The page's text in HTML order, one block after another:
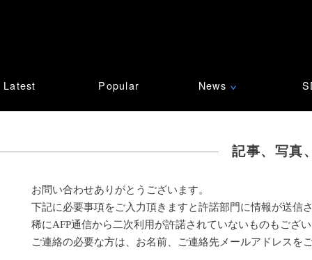
Latest Popular News ∨
記事、写真
お問い合わせありがとうございます。
下記に必要事項をご入力頂きますと許諾部門に情報が送信
稀にAFP通信から二次利用が許諾されていないものもござ
ご連絡の必要な方は、お名前、ご連絡先メールアドレスを